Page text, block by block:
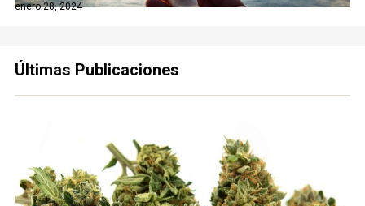
enero 28, 2024
Últimas Publicaciones